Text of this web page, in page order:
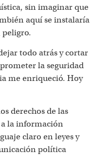
sin imaginar que
aquí se instalaría
peligro.
todo atrás y cortar
la seguridad
me enriqueció. Hoy
derechos de las
a la información
claro en leyes y
política